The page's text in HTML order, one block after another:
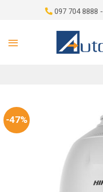
097 704 8888 -
-47%